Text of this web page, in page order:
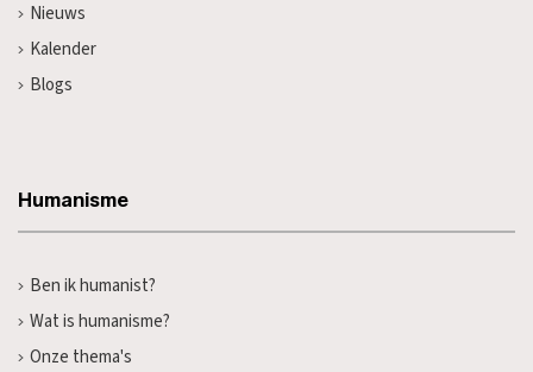
Nieuws
Kalender
Blogs
Humanisme
Ben ik humanist?
Wat is humanisme?
Onze thema's